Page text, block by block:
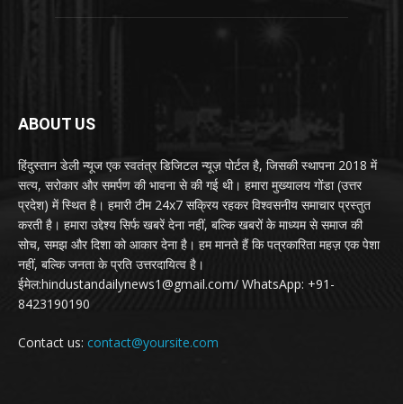
ABOUT US
हिंदुस्तान डेली न्यूज एक स्वतंत्र डिजिटल न्यूज़ पोर्टल है, जिसकी स्थापना 2018 में
सत्य, सरोकार और समर्पण की भावना से की गई थी। हमारा मुख्यालय गोंडा (उत्तर
प्रदेश) में स्थित है। हमारी टीम 24x7 सक्रिय रहकर विश्वसनीय समाचार प्रस्तुत
करती है। हमारा उद्देश्य सिर्फ खबरें देना नहीं, बल्कि खबरों के माध्यम से समाज की
सोच, समझ और दिशा को आकार देना है। हम मानते हैं कि पत्रकारिता महज़ एक पेशा
नहीं, बल्कि जनता के प्रति उत्तरदायित्व है।
ईमेल:hindustandailynews1@gmail.com/ WhatsApp: +91-
8423190190
Contact us: contact@yoursite.com